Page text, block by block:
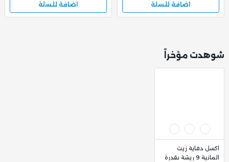
اضافة للسلة اضافة للسلة
شوهدت مؤخراً
اكسل دفاية زيت
المانية 9 ريشة بقدرة